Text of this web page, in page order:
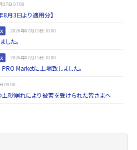
27日 07:00
月3日より適用分】
2026年07月15日 10:00
た。
2026年07月15日 10:00
Marketに上場致しました。
09:00
砂崩れにより被害を受けられた皆さまへ